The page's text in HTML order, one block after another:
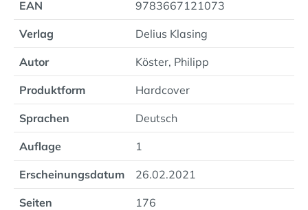
EAN 9783667121073
Verlag Delius Klasing
Autor Köster, Philipp
Produktform Hardcover
Sprachen Deutsch
Auflage 1
Erscheinungsdatum 26.02.2021
Seiten 176